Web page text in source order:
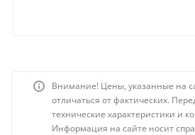
Внимание! Цены, указанные на
отличаться от фактических.
технические характеристики и
Информация на сайте носит